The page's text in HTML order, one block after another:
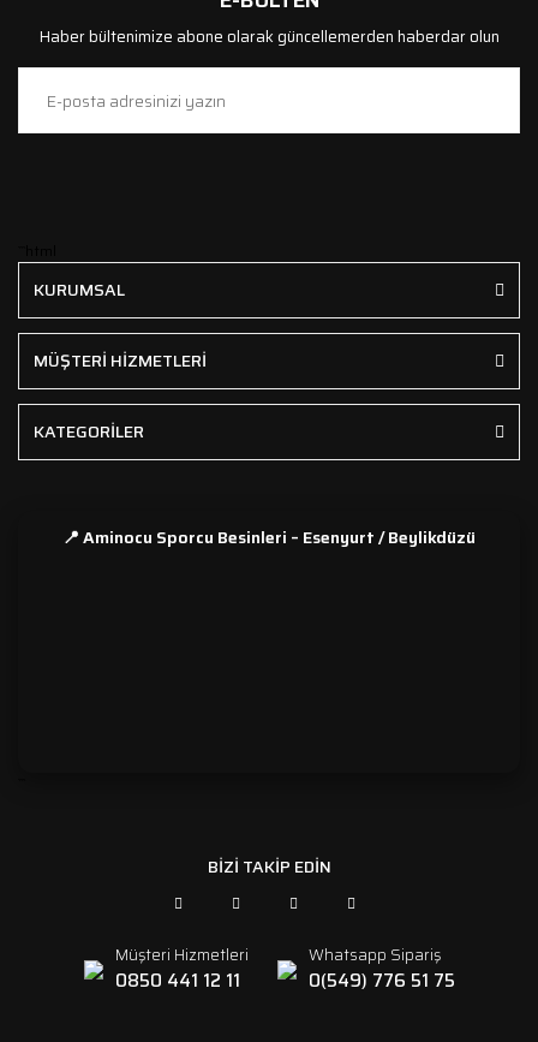
Haber bültenimize abone olarak güncellemerden haberdar olun
KURUMSAL
MÜŞTERİ HİZMETLERİ
KATEGORİLER
📍 Aminocu Sporcu Besinleri – Esenyurt / Beylikdüzü
BİZİ TAKİP EDİN
Müşteri Hizmetleri
0850 441 12 11
Whatsapp Sipariş
0(549) 776 51 75